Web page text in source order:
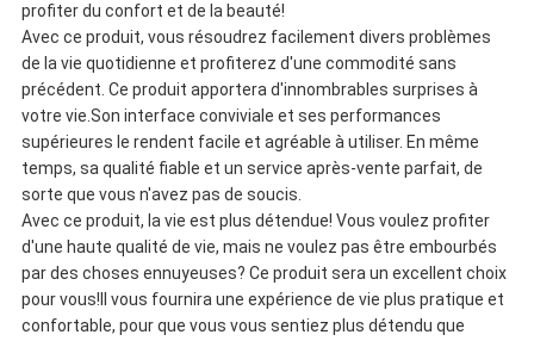
UN DEVIS
PLAN
DU
SITE
POLITIQUE
profiter du confort et de la beauté!
Avec ce produit, vous résoudrez facilement divers problèmes
de la vie quotidienne et profiterez d'une commodité sans
précédent. Ce produit apportera d'innombrables surprises à
votre vie.Son interface conviviale et ses performances
supérieures le rendent facile et agréable à utiliser. En même
temps, sa qualité fiable et un service après-vente parfait, de
sorte que vous n'avez pas de soucis.
Avec ce produit, la vie est plus détendue! Vous voulez profiter
d'une haute qualité de vie, mais ne voulez pas être embourbés
par des choses ennuyeuses? Ce produit sera un excellent choix
pour vous!Il vous fournira une expérience de vie plus pratique et
confortable, pour que vous vous sentiez plus détendu que